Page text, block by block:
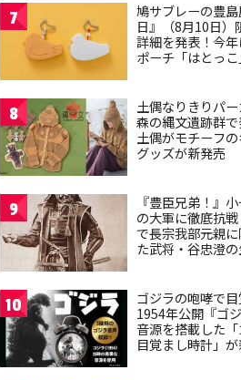
7
鳩サブレーの豊
日』（8月10日）
詳細を発表！今
ポーチ「はとっこ
8
土偶なりきりパ
森の縄文遺跡群
土偶がモチーフ
グッズが新発売
9
『豊臣兄弟！』
の大軍に徹底抗
で長宗我部元親
た武将・谷忠澄
10
ゴジラの咆哮で
1954年公開『ゴ
音源を搭載した
目覚まし時計」